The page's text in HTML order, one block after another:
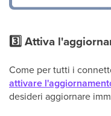
3️⃣ Attiva
Come per tutti i
attivare
desideri aggiornare